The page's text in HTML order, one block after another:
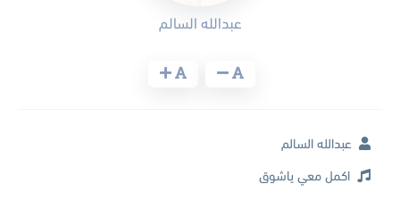
عبدالله السالم
عبدالله السالم
اكمل معي ياشوق